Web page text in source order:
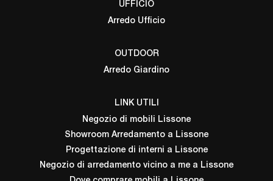
UFFICIO
Arredo Ufficio
OUTDOOR
Arredo Giardino
LINK UTILI
Negozio di mobili Lissone
Showroom Arredamento a Lissone
Progettazione di interni a Lissone
Negozio di arredamento vicino a me a Lissone